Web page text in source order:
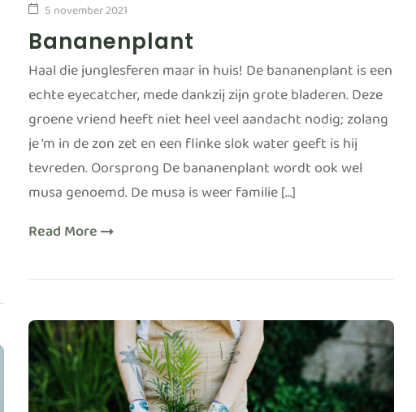
5 november 2021
Bananenplant
Haal die junglesferen maar in huis! De bananenplant is een
echte eyecatcher, mede dankzij zijn grote bladeren. Deze
groene vriend heeft niet heel veel aandacht nodig; zolang
je ‘m in de zon zet en een flinke slok water geeft is hij
tevreden. Oorsprong De bananenplant wordt ook wel
musa genoemd. De musa is weer familie […]
Read More